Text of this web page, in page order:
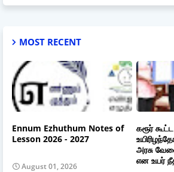
MOST RECENT
Ennum Ezhuthum Notes of
Lesson 2026 - 2027
August 01, 2026
கரூர்
அரசு
என உயர்